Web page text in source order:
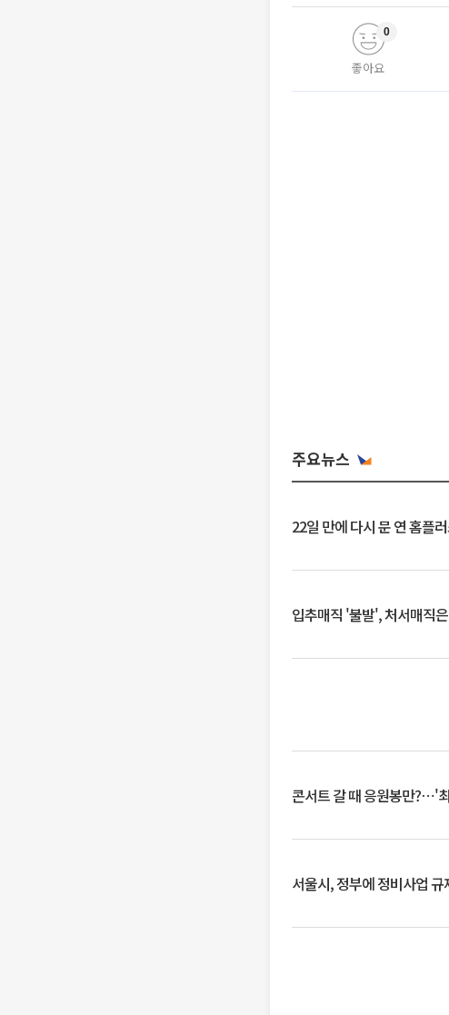
좋아요
0
주요뉴스
22일 만에 다시 문 연 홈플
입추매직 '불발', 처서매직
콘서트 갈 때 응원봉만?⋯'
서울시, 정부에 정비사업